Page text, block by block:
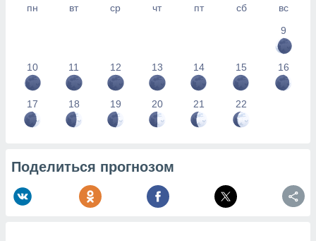
пн вт ср чт пт сб
вс
9
10 11 12 13 14 15 16
17 18 19 20 21 22
Поделиться прогнозом